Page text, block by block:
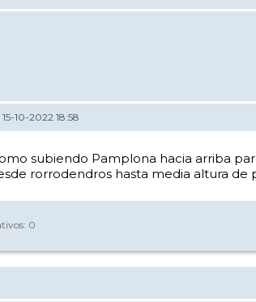
15-10-2022 18:58
subiendo Pamplona hacia arriba
rorrodendros hasta media altura de
0